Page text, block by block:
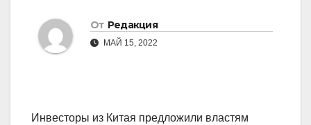
От Редакция
МАЙ 15, 2022
Инвесторы из Китая предложили властям